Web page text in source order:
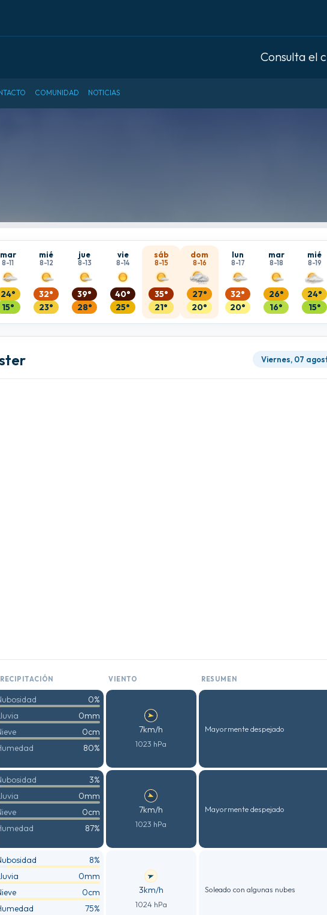
Consulta el
COMUNIDAD NOTICIAS
mar
8-11
24°
15°
mié
8-12
32°
23°
jue
8-13
39°
28°
vie
8-14
40°
25°
sáb
8-15
35°
21°
dom
8-16
27°
20°
lun
8-17
32°
20°
mar
8-18
26°
16°
mié
8-19
24°
15°
Viernes, 07
VIENTO RESUMEN
0%
0mm
0cm
80%
7km/h
1023 hPa
Mayormente despejado
3%
0mm
0cm
87%
7km/h
1023 hPa
Mayormente despejado
8%
0mm
0cm
75%
3km/h
1024 hPa
Soleado con algunas nubes